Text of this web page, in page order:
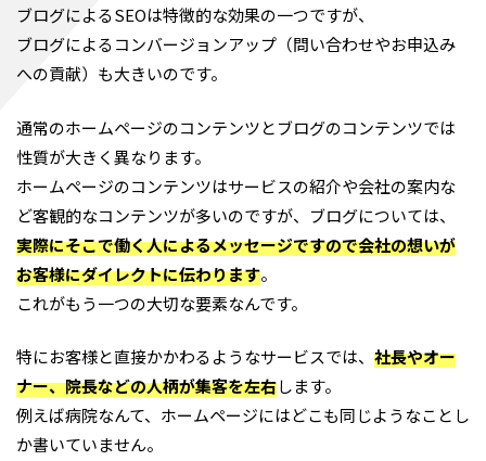
ブログによるSEOは特徴的な効果の一つですが、
ブログによるコンバージョンアップ（問い合わせやお申込み
への貢献）も大きいのです。
通常のホームページのコンテンツとブログのコンテンツでは
性質が大きく異なります。
ホームページのコンテンツはサービスの紹介や会社の案内な
ど客観的なコンテンツが多いのですが、ブログについては、
実際にそこで働く人によるメッセージですので会社の想いが
お客様にダイレクトに伝わります。
これがもう一つの大切な要素なんです。
特にお客様と直接かかわるようなサービスでは、 社長やオー
ナー、院長などの人柄が集客を左右します。
例えば病院なんて、ホームページにはどこも同じようなことし
か書いていません。